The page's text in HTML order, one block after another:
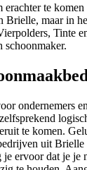
te
Brielle, maar in
Tinte
schoonmaker.
ondernemers
te komen.
uit
ervoor dat je je